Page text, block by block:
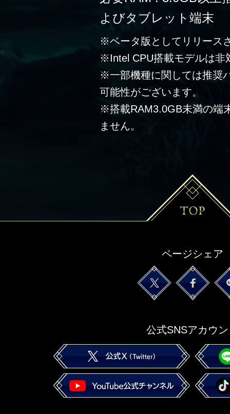
よびタブレット端末
※ベータ版としてリリース
※Intel CPU搭載モデルは非
※一部機種に関しては推奨
可能性がございます。
※搭載RAM3.0GB未満の端
ません。
ページシェア
公式SNSアカウ